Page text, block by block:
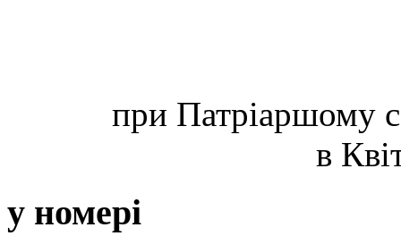
при Патріаршому
в
у номері